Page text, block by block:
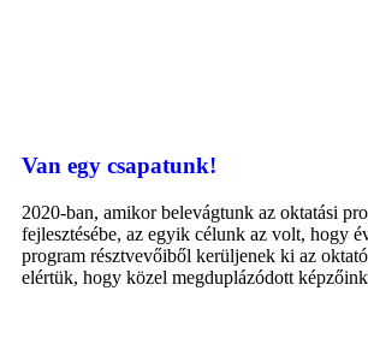
Van egy csapatunk!
2020-ban, amikor belevágtunk az oktatási
fejlesztésébe, az egyik célunk az volt, hogy
program résztvevőiből kerüljenek ki az
elértük, hogy közel megduplázódott